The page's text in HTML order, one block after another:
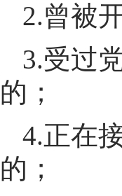
2.曾被
3.受过
的；
4.正在
的；